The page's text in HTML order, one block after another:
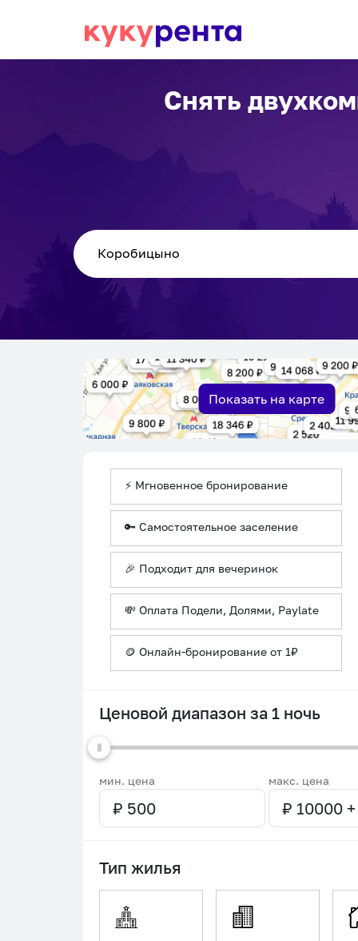
Снять
Показать на карте
⚡ Мгновенное бронирование
🔑 Самостоятельное заселение
🎉 Подходит для вечеринок
💸 Оплата Подели, Долями, Paylate
🪙 Онлайн-бронирование от 1₽
Ценовой диапазон за 1 ночь
мин. цена макс. цена
Тип жилья